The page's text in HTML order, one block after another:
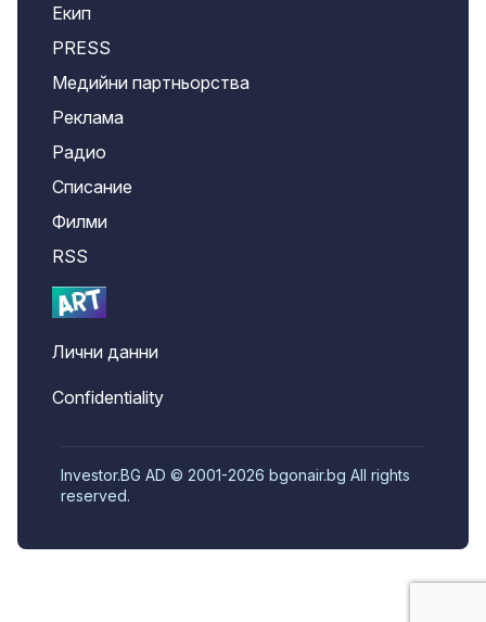
Екип
PRESS
Медийни партньорства
Реклама
Радио
Списание
Филми
RSS
Лични данни
Confidentiality
Investor.BG AD © 2001-2026 bgonair.bg All rights
reserved.